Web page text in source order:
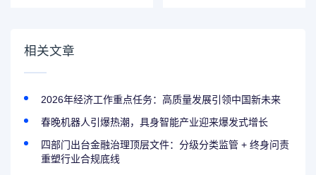
相关文章
2026年经济工作重点任务：高质量发展引领中国新未来
春晚机器人引爆热潮，具身智能产业迎来爆发式增长
四部门出台金融治理顶层文件：分级分类监管 + 终身问责
重塑行业合规底线